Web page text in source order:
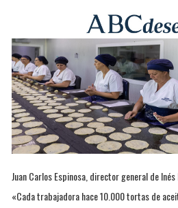
Juan Carlos Espinosa, director general de Inés
«Cada trabajadora hace 10.000 tortas de